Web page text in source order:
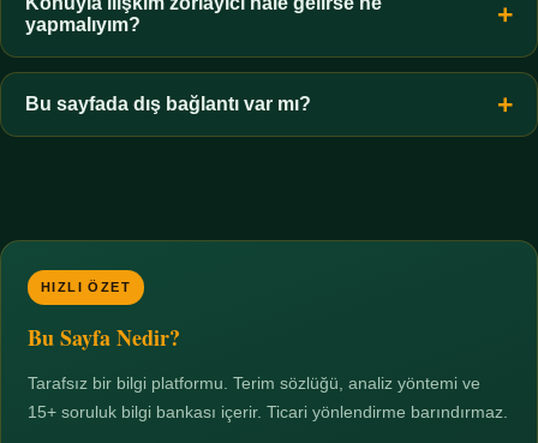
zorunluluktur.
yapmalıyım?
Zaman sınırı koyun, harcadığınız süreyi ölçün ve gerekirse
profesyonel destek alın. Türkiye'de ücretsiz danışma hatları
mevcuttur; yardım istemek güçlü bir adımdır.
Bu sayfada dış bağlantı var mı?
HIZLI ÖZET
Bu Sayfa Nedir?
Tarafsız bir bilgi platformu. Terim sözlüğü, analiz yöntemi ve
15+ soruluk bilgi bankası içerir. Ticari yönlendirme barındırmaz.